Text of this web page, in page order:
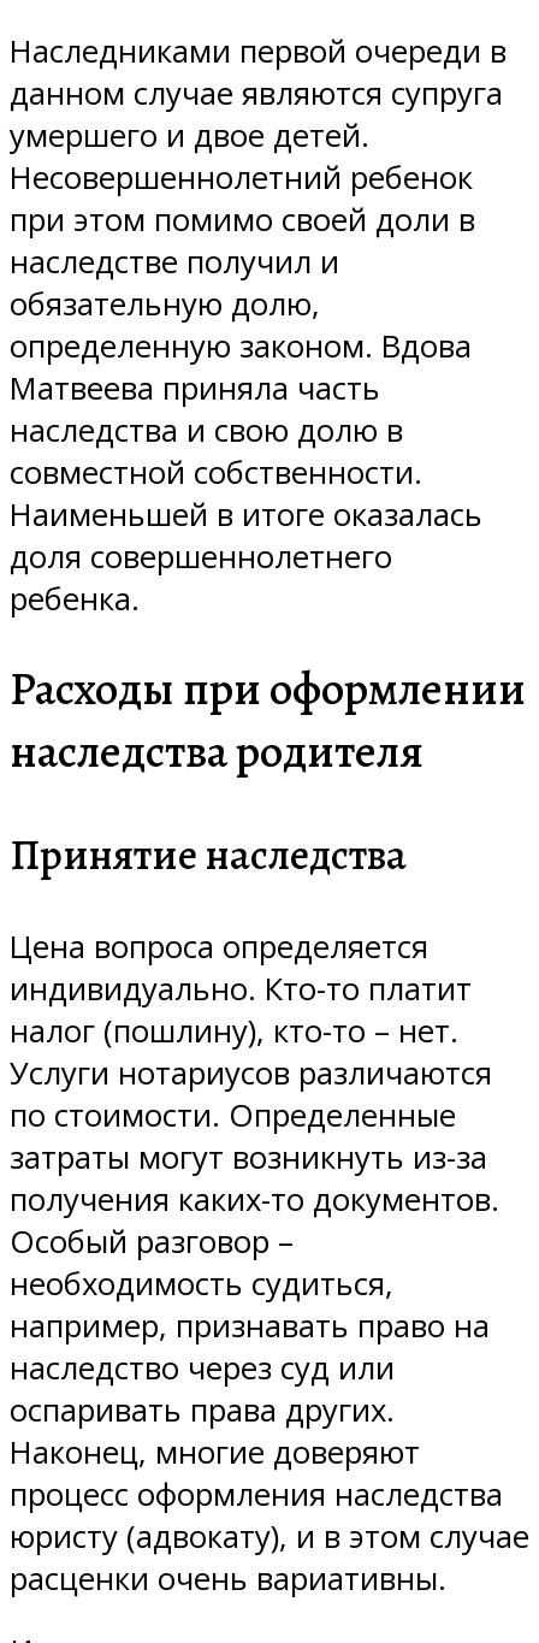
Наследниками первой очереди в
данном случае являются супруга
умершего и двое детей.
Несовершеннолетний ребенок
при этом помимо своей доли в
наследстве получил и
обязательную долю,
определенную законом. Вдова
Матвеева приняла часть
наследства и свою долю в
совместной собственности.
Наименьшей в итоге оказалась
доля совершеннолетнего
ребенка.
Расходы при оформлении
наследства родителя
Принятие наследства
Цена вопроса определяется
индивидуально. Кто-то платит
налог (пошлину), кто-то – нет.
Услуги нотариусов различаются
по стоимости. Определенные
затраты могут возникнуть из-за
получения каких-то документов.
Особый разговор –
необходимость судиться,
например, признавать право на
наследство через суд или
оспаривать права других.
Наконец, многие доверяют
процесс оформления наследства
юристу (адвокату), и в этом случае
расценки очень вариативны.